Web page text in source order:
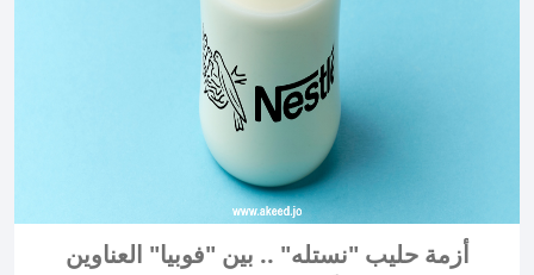
أزمة حليب "نستله" .. بين "فوبيا" العناوين